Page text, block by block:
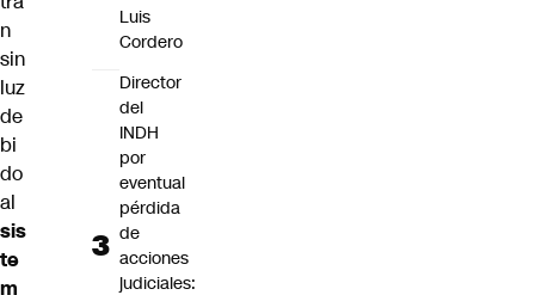
n
sin
luz
de
bi
do
al
sis
te
m
Luis
Cordero
Director
del
INDH
por
eventual
pérdida
de
acciones
judiciales: